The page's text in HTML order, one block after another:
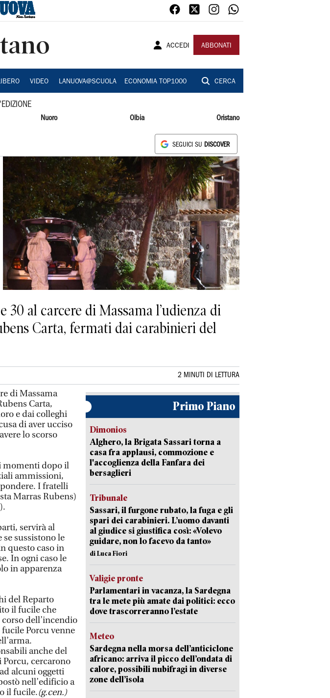
ACCEDI ABBONATI
VIDEO LANUOVA@SCUOLA ECONOMIA TOP1000 CERCA
Nuoro Olbia Oristano
SEGUICI SU DISCOVER
al carcere di Massama l’udienza di
Carta, fermati dai carabinieri del
2 MINUTI DI LETTURA
di Massama
Carta,
e dai colleghi
di aver ucciso
lo scorso
momenti dopo il
ammissioni,
I fratelli
Marras Rubens)
servirà al
sussistono le
questo caso in
In ogni caso le
in apparenza
del Reparto
il fucile che
dell’incendio
Porcu venne
anche del
cercarono
alcuni oggetti
nell’edificio a
il fucile.(g.cen.)
Primo Piano
Dimonios
Alghero, la Brigata Sassari torna a
casa fra applausi, commozione e
l'accoglienza della Fanfara dei
bersaglieri
Tribunale
Sassari, il furgone rubato, la fuga e gli
spari dei carabinieri. L’uomo davanti
al giudice si giustifica così: «Volevo
guidare, non lo facevo da tanto»
di Luca Fiori
Valigie pronte
Parlamentari in vacanza, la Sardegna
tra le mete più amate dai politici: ecco
dove trascorreranno l’estate
Meteo
Sardegna nella morsa dell’anticiclone
africano: arriva il picco dell’ondata di
calore, possibili nubifragi in diverse
zone dell’isola